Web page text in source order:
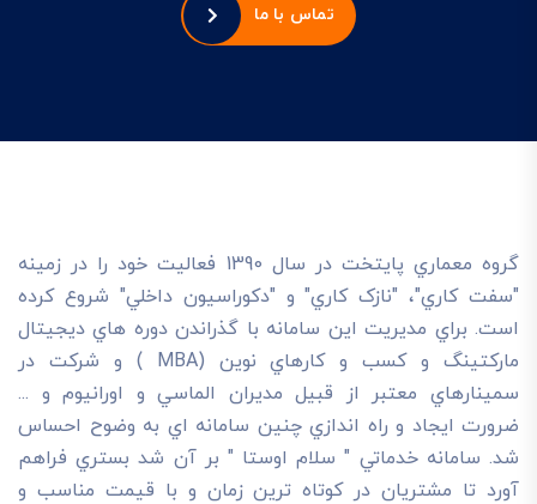
تماس با ما
گروه معماري پايتخت در سال 1390 فعاليت خود را در زمينه
"سفت کاري"، "نازک کاري" و "دکوراسيون داخلي" شروع کرده
است. براي مديريت اين سامانه با گذراندن دوره هاي ديجيتال
مارکتينگ و کسب و کارهاي نوين (MBA ) و شرکت در
سمينارهاي معتبر از قبيل مديران الماسي و اورانيوم و ...
ضرورت ايجاد و راه اندازي چنين سامانه اي به وضوح احساس
شد. سامانه خدماتي " سلام اوستا " بر آن شد بستري فراهم
آورد تا مشتريان در کوتاه ترين زمان و با قيمت مناسب و